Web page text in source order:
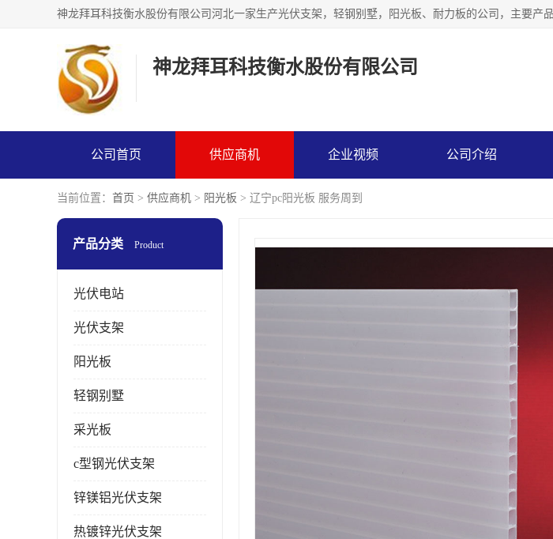
神龙拜耳科技衡水股份有限公司
公司首页 供应商机 企业视频 公司介绍
当前位置： 首页 > 供应商机 > 阳光板 > 辽宁pc阳光板 服务周到
产品分类 Product
光伏电站
光伏支架
阳光板
轻钢别墅
采光板
c型钢光伏支架
锌镁铝光伏支架
热镀锌光伏支架